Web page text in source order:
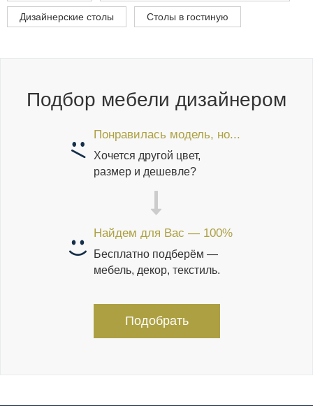
Дизайнерские столы Столы в гостиную
Подбор мебели дизайнером
Понравилась модель, но...
Хочется другой цвет,
размер и дешевле?
Найдем для Вас — 100%
Бесплатно подберём —
мебель, декор, текстиль.
Подобрать